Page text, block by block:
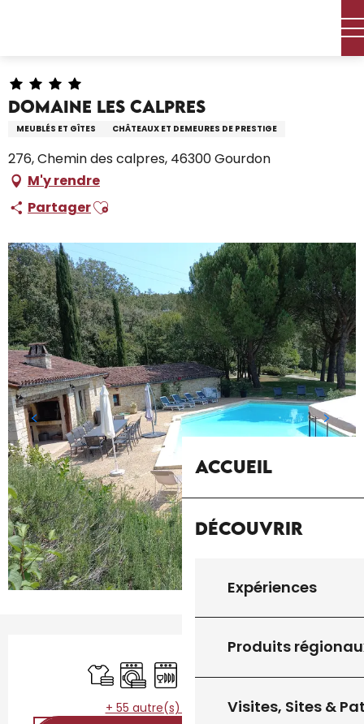
Accueil
Découvrir
Expériences
Produits
Visites, Sites &
Domaine Les Calpres
MEUBLÉS ET GÎTES CHÂTEAUX ET DEMEURES DE PRESTIGE
276, Chemin des calpres, 46300 Gourdon
M'y rendre
PartagerAjouter aux favoris
Ouverture et coordonnées
Draps et linge
Lave lingeLave vaisselle
+ 55 autre(s) prestation(s)